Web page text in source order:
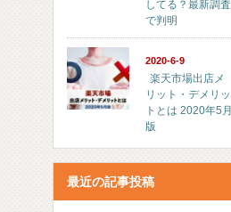
してる？最新調査
で判明
2020-6-9
楽天市場出店メ
リット・デメリッ
トとは 2020年5月
版
最近の記事投稿